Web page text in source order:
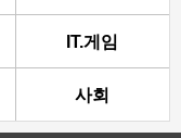
IT.게임
사회